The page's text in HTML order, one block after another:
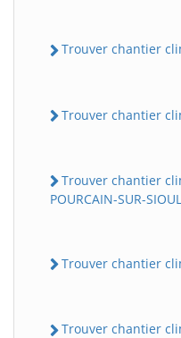
Trouver chantier
Trouver chantier
Trouver chantier
POURCAIN-SUR-
Trouver chantier
Trouver chantier